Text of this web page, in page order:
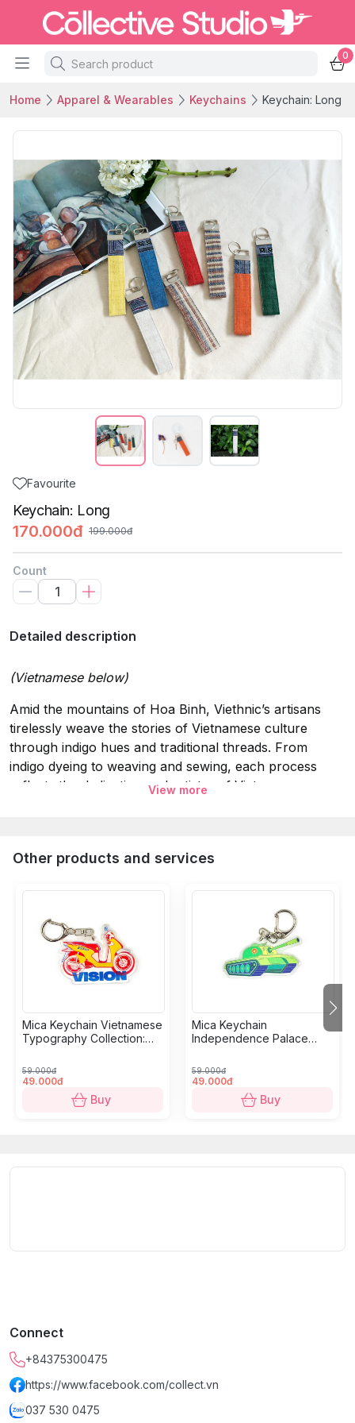
0
Home Apparel & Wearables Keychains Keychain: Long
Favourite
Keychain: Long
170.000đ 199.000đ
Count
Detailed description
(Vietnamese below)
Amid the mountains of Hoa Binh, Viethnic’s artisans
tirelessly weave the stories of Vietnamese culture
through indigo hues and traditional threads. From
indigo dyeing to weaving and sewing, each process
reflects the dedication and artistry of Vietnamese
Hand Woven Hemp & Vintage Batik Hmong
Fabric.
13.5 x 2.5 cm.
Every pattern is one of a kind, therefore, the pattern
for each product will be selected randomly.
Dry-cleaning or washing with cold water and mild
All handmade products are subject to minor
imperfections which actually make the products more
Giữa núi rừng Hòa Bình, những người thợ của Viethnic
Chúng tôi tự hào khi được tiếp nối và lan tỏa nét đẹp
văn hóa thủ công truyền thống qua từng sản phẩm của
Viethnic.
Quy cách & Kỹ thuật:
View more
Other products and services
Mica Keychain Vietnamese
Typography Collection:
59.000đ
49.000đ
Buy
Mica Keychain
Independence Palace
59.000đ
49.000đ
Buy
Connect
+84375300475
https://www.facebook.com/collect.vn
037 530 0475